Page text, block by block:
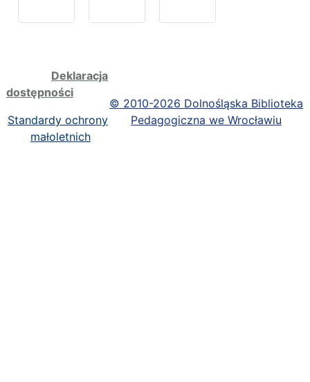
Deklaracja
dostępności
Standardy ochrony
małoletnich
© 2010-2026 Dolnośląska Biblioteka
Pedagogiczna we Wrocławiu